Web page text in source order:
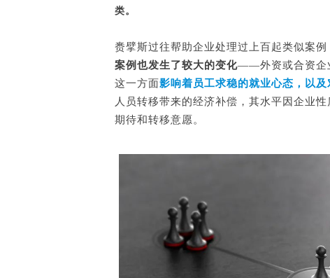
类。
赉擘斯过往帮助企业处理过上百起类似案例
案例也发生了较大的变化——外资或合资企
这一方面影响着员工求稳的就业心态，以
人员转移带来的经济补偿，其水平因企业
期待和转移意愿。